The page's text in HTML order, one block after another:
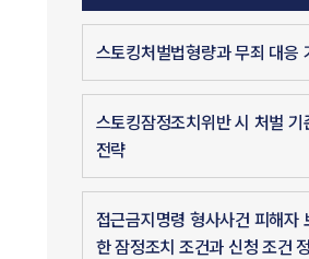
스토킹처벌법형량과 무죄 대응
스토킹잠정조치위반 시 처벌 기
전략
접근금지명령 형사사건 피해자
한 잠정조치 조건과 신청 조건